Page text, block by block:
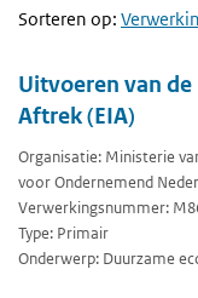
Sorteren op:
Uitvoeren van
Aftrek (EIA)
Organisatie: Ministerie
voor Ondernemend
Verwerkingsnummer:
Type: Primair
Onderwerp: Duurzame